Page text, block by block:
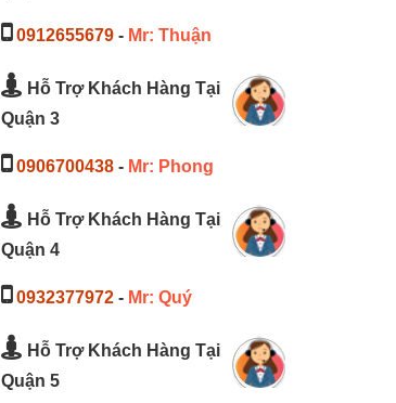
0912655679- Mr: Thuận
Hỗ Trợ Khách Hàng Tại
Quận 3
0906700438- Mr: Phong
Hỗ Trợ Khách Hàng Tại
Quận 4
0932377972- Mr: Quý
Hỗ Trợ Khách Hàng Tại
Quận 5